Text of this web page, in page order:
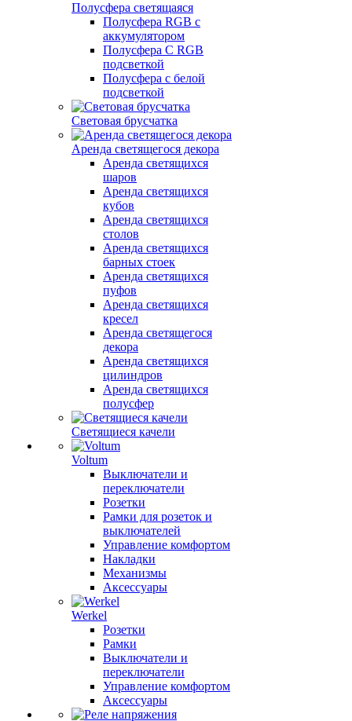
Полусфера светящаяся
Полусфера RGB с
аккумулятором
Полусфера С RGB
подсветкой
Полусфера с белой
подсветкой
Световая брусчатка
Аренда светящегося декора
Аренда светящихся
шаров
Аренда светящихся
кубов
Аренда светящихся
столов
Аренда светящихся
барных стоек
Аренда светящихся
пуфов
Аренда светящихся
кресел
Аренда светящегося
декора
Аренда светящихся
цилиндров
Аренда светящихся
полусфер
Светящиеся качели
Voltum
Выключатели и
переключатели
Розетки
Рамки для розеток и
выключателей
Управление комфортом
Накладки
Механизмы
Аксессуары
Werkel
Розетки
Рамки
Выключатели и
переключатели
Управление комфортом
Аксессуары